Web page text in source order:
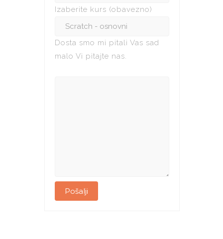
Izaberite kurs (obavezno)
Dosta smo mi pitali Vas sad
malo Vi pitajte nas.